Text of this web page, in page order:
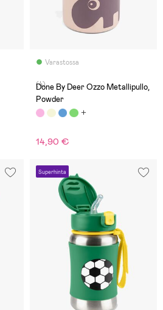
Varastossa
(4)
Done By Deer Ozzo Metallipullo,
Powder
14,90 €
Superhinta